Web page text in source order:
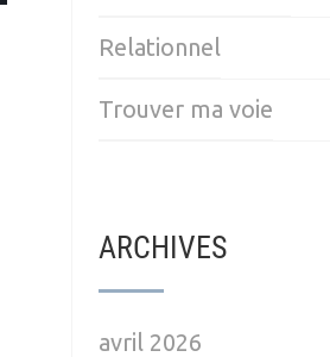
Relationnel
Trouver ma voie
ARCHIVES
avril 2026